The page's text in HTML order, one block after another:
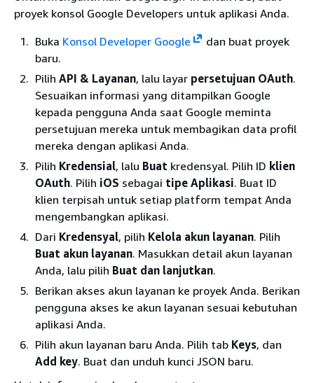
proyek konsol Google Developers untuk aplikasi Anda.
Buka Konsol Developer Google
dan buat proyek
baru.
Pilih API & Layanan, lalu layar persetujuan OAuth.
Sesuaikan informasi yang ditampilkan Google
kepada pengguna Anda saat Google meminta
persetujuan mereka untuk membagikan data profil
mereka dengan aplikasi Anda.
Pilih Kredensial, lalu Buat kredensyal. Pilih ID klien
OAuth. Pilih iOS sebagai tipe Aplikasi. Buat ID
klien terpisah untuk setiap platform tempat Anda
mengembangkan aplikasi.
Dari Kredensyal, pilih Kelola akun layanan. Pilih
Buat akun layanan. Masukkan detail akun layanan
Anda, lalu pilih Buat dan lanjutkan.
Berikan akses akun layanan ke proyek Anda. Berikan
pengguna akses ke akun layanan sesuai kebutuhan
aplikasi Anda.
Pilih akun layanan baru Anda. Pilih tab Keys, dan
Add key. Buat dan unduh kunci JSON baru.